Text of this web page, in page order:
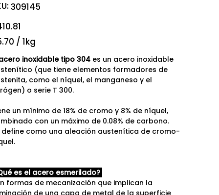
SKU
309145
309145
/ 1kg
inoxidable tipo 304es un acero inoxidable
(que tiene elementos formadores de
como el níquel, el manganeso y el
o serie T 300.
un mínimo de 18% de cromo y 8% de níquel,
con un máximo de 0.08% de carbono.
define como una aleación austenítica de cromo-
es el acero esmerilado?
formas de mecanización que implican la
de una capa de metal de la superficie